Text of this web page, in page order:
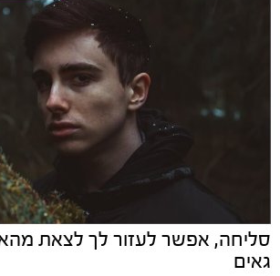
סליחה, אפשר לעזור לך לצאת
גאים